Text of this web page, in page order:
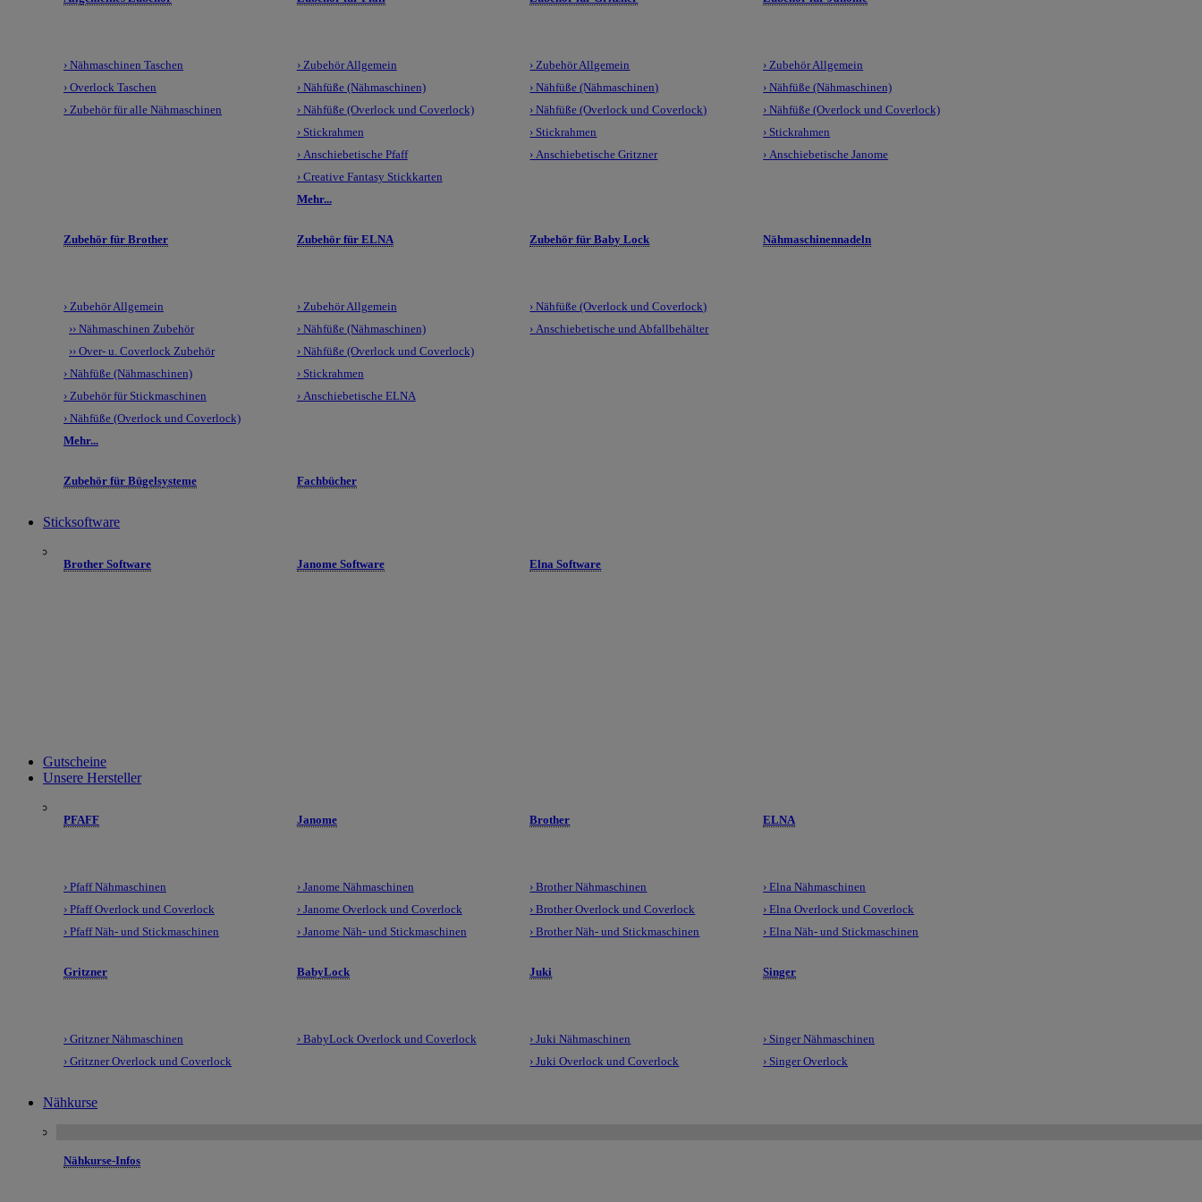
› Nähmaschinen Taschen
› Overlock Taschen
› Zubehör für alle Nähmaschinen
› Zubehör Allgemein
› Nähfüße (Nähmaschinen)
› Nähfüße (Overlock und Coverlock)
› Stickrahmen
› Anschiebetische Pfaff
› Creative Fantasy Stickkarten
Mehr...
› Zubehör Allgemein
› Nähfüße (Nähmaschinen)
› Nähfüße (Overlock und Coverlock)
› Stickrahmen
› Anschiebetische Gritzner
› Zubehör Allgemein
› Nähfüße (Nähmaschinen)
› Nähfüße (Overlock und Coverlock)
› Stickrahmen
› Anschiebetische Janome
Zubehör für Brother
› Zubehör Allgemein
›› Nähmaschinen Zubehör
›› Over- u. Coverlock Zubehör
› Nähfüße (Nähmaschinen)
› Zubehör für Stickmaschinen
› Nähfüße (Overlock und Coverlock)
Mehr...
Zubehör für ELNA
› Zubehör Allgemein
› Nähfüße (Nähmaschinen)
› Nähfüße (Overlock und Coverlock)
› Stickrahmen
› Anschiebetische ELNA
Zubehör für Baby Lock
› Nähfüße (Overlock und Coverlock)
› Anschiebetische und Abfallbehälter
Nähmaschinennadeln
Zubehör für Bügelsysteme Fachbücher
Sticksoftware
Brother Software Janome Software Elna Software
Gutscheine
Unsere Hersteller
PFAFF
› Pfaff Nähmaschinen
› Pfaff Overlock und Coverlock
› Pfaff Näh- und Stickmaschinen
Janome
› Janome Nähmaschinen
› Janome Overlock und Coverlock
› Janome Näh- und Stickmaschinen
Brother
› Brother Nähmaschinen
› Brother Overlock und Coverlock
› Brother Näh- und Stickmaschinen
ELNA
› Elna Nähmaschinen
› Elna Overlock und Coverlock
› Elna Näh- und Stickmaschinen
Gritzner
› Gritzner Nähmaschinen
› Gritzner Overlock und Coverlock
BabyLock
› BabyLock Overlock und Coverlock
Juki
› Juki Nähmaschinen
› Juki Overlock und Coverlock
Singer
› Singer Nähmaschinen
› Singer Overlock
Nähkurse
Nähkurse-Infos